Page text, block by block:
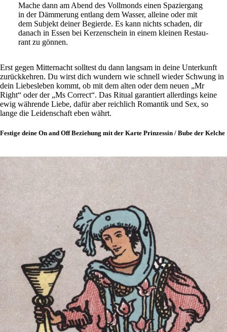
Mache dann am Abend des Voll­monds einen Spa­zier­gang
in der Däm­me­rung ent­lang dem Wasser, alleine oder mit
dem Sub­jekt deiner Begierde. Es kann nichts schaden, dir
danach in Essen bei Ker­zen­schein in einem kleinen Restau­
rant zu gönnen.
Erst gegen Mit­ter­nacht soll­test du dann langsam in deine Unter­kunft
zurück­kehren. Du wirst dich wun­dern wie schnell wieder Schwung in
dein Lie­bes­leben kommt, ob mit dem alten oder dem neuen „Mr
Right“ oder der „Ms Cor­rect“. Das Ritual garan­tiert aller­dings keine
ewig wäh­rende Liebe, dafür aber reich­lich Romantik und Sex, so
lange die Lei­den­schaft eben währt.
Festige deine On and Off Beziehung mit der Karte Prinzessin / Bube der Kelche